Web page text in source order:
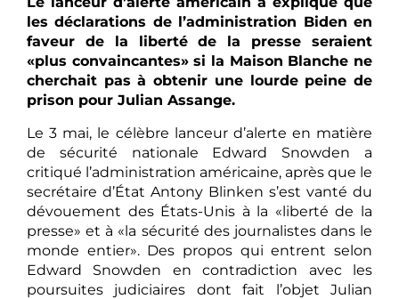
les déclarations de l’administration Biden en
faveur de la liberté de la presse seraient
«plus convaincantes» si la Maison Blanche ne
cherchait pas à obtenir une lourde peine de
prison pour Julian Assange.
Le 3 mai, le célèbre lanceur d’alerte en matière
de sécurité nationale Edward Snowden a
critiqué l’administration américaine, après que le
secrétaire d’État Antony Blinken s’est vanté du
dévouement des États-Unis à la «liberté de la
presse» et à «la sécurité des journalistes dans le
monde entier». Des propos qui entrent selon
Edward Snowden en contradiction avec les
poursuites judiciaires dont fait l’objet Julian